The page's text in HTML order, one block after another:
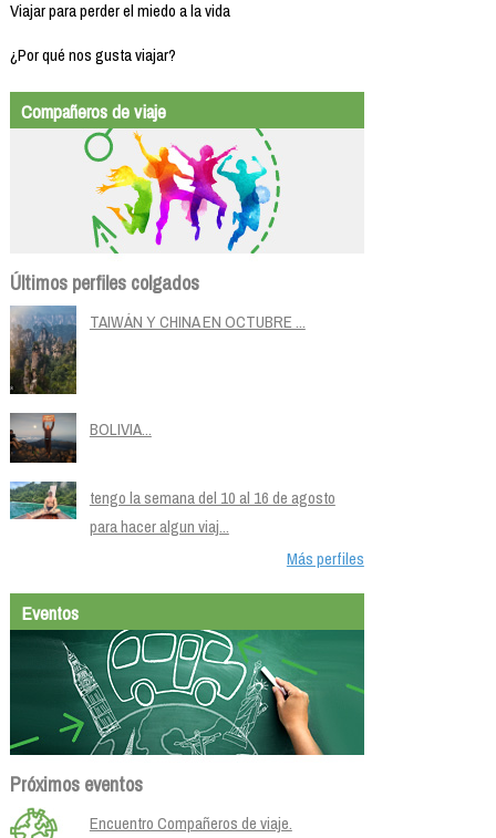
Viajar para perder el miedo a la vida
¿Por qué nos gusta viajar?
Compañeros de viaje
Últimos perfiles colgados
TAIWÁN Y CHINA EN OCTUBRE ...
BOLIVIA...
tengo la semana del 10 al 16 de agosto
para hacer algun viaj...
Más perfiles
Eventos
Próximos eventos
Encuentro Compañeros de viaje.